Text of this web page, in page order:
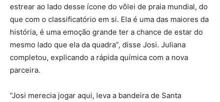
estrear ao lado desse ícone do vôlei de praia mundial, do
que com o classificatório em si. Ela é uma das maiores da
história, é uma emoção grande ter a chance de estar do
mesmo lado que ela da quadra”, disse Josi. Juliana
completou, explicando a rápida química com a nova
parceira.
“Josi merecia jogar aqui, leva a bandeira de Santa